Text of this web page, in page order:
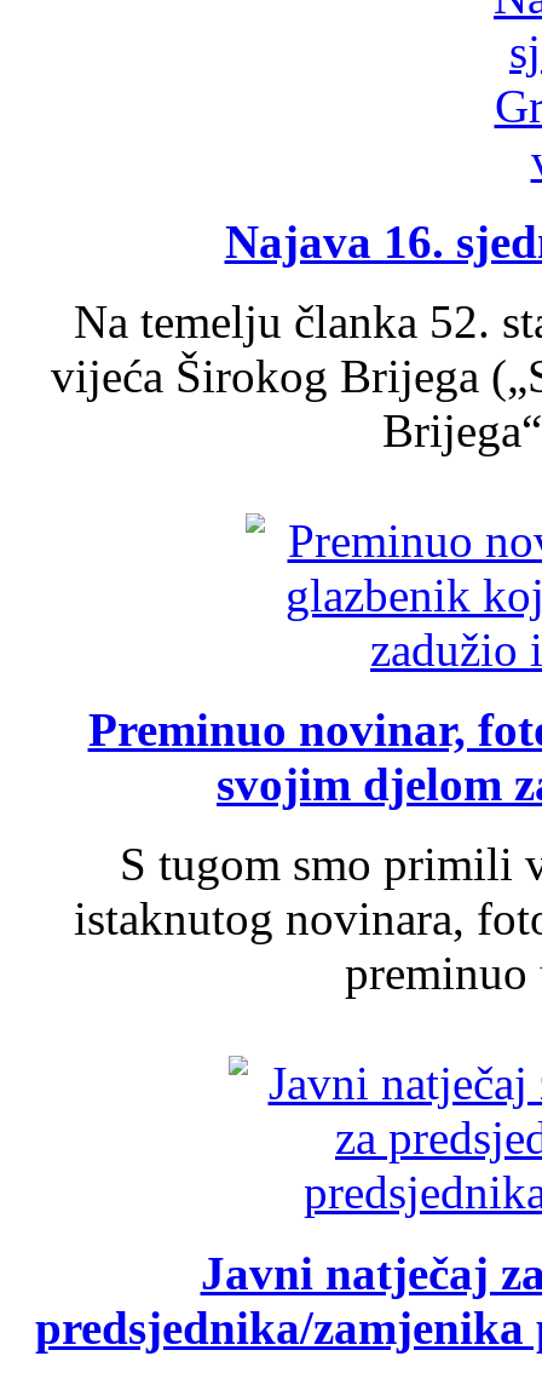
Najava 16.
Na temelju članka 52.
vijeća Širokog Brijega
Preminuo novinar,
svojim djelom
S tugom smo primili
istaknutog novinara,
Javni natječaj
predsjednika/